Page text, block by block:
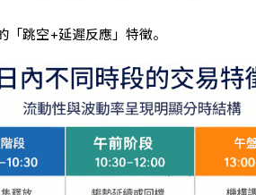
「跳空+延遲反應」特徵。